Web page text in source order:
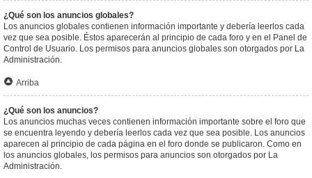
¿Qué son los anuncios globales?
Los anuncios globales contienen información importante y debería leerlos cada
vez que sea posible. Éstos aparecerán al principio de cada foro y en el Panel de
Control de Usuario. Los permisos para anuncios globales son otorgados por La
Administración.
Arriba
¿Qué son los anuncios?
Los anuncios muchas veces contienen información importante sobre el foro que
se encuentra leyendo y debería leerlos cada vez que sea posible. Los anuncios
aparecen al principio de cada página en el foro donde se publicaron. Como en
los anuncios globales, los permisos para anuncios son otorgados por La
Administración.